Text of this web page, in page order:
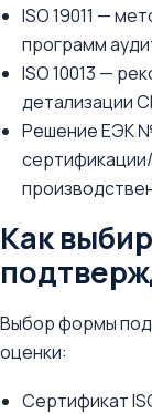
ISO 19011 —
программ
ISO 10013 —
детализации
Решение ЕЭК
Как
Выбор формы
оценки:
Сертификат